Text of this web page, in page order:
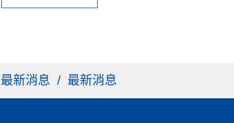
最新消息 / 最新消息